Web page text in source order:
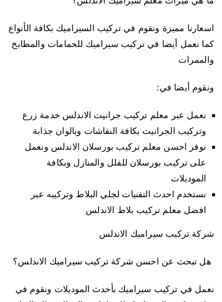
اسعارنا مميزة ونقوم في تركيب السيراميك بكافة الأنواع
كما نعمل أيضا في تركيب سيراميك للحمامات والمطابخ
والممرات
ونقوم أيضا في:
نعمل عبر معلم تركيب جرانيت الاندلس خدمة زرع
وتركيب الجرانيت بكافة النقاشات وبالوان جذابة
نوفر احسن معلم تركيب بورسلان الاندلس ونعمل
على تركيب بورسلان للفلل والمنازل وبكافة
الموديلات
نستخدم احدث التقنيات لجلي البلاط وتركيبه عبر
افضل معلم تركيب بلاط الاندلس
شركة تركيب سيراميك الاندلس
هل تبحث عن احسن شركة تركيب سيراميك الاندلس؟
نعمل في تركيب سيراميك بأحدث الموديلات ونقوم في